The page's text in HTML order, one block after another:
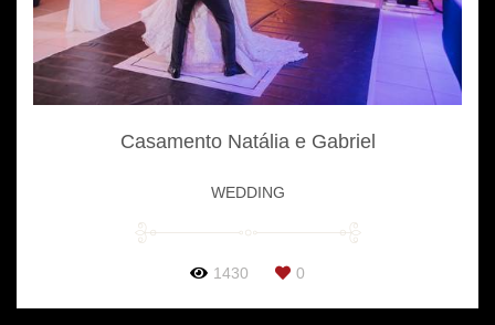
Casamento Natália e Gabriel
WEDDING
1430 0